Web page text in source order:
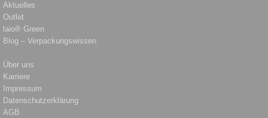
Aktuelles
Outlet
laio® Green
Blog – Verpackungswissen
Über uns
Karriere
Impressum
Datenschutzerklärung
AGB